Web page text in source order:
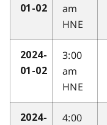
01-02
am
HNE
2024-
01-02
3:00
am
HNE
2024-
4:00